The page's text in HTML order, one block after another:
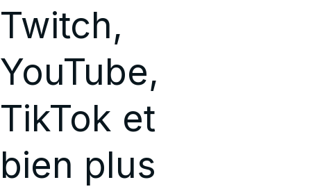
Twitch,
YouTube,
TikTok et
bien plus